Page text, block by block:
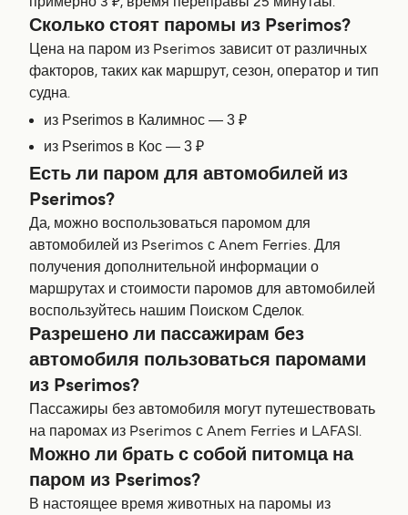
примерно 3 ₽, время переправы 25 минутаы.
Сколько стоят паромы из Pserimos?
Цена на паром из Pserimos зависит от различных
факторов, таких как маршрут, сезон, оператор и тип
судна.
из Pserimos в Калимнос — 3 ₽
из Pserimos в Кос — 3 ₽
Есть ли паром для автомобилей из
Pserimos?
Да, можно воспользоваться паромом для
автомобилей из Pserimos с Anem Ferries. Для
получения дополнительной информации о
маршрутах и стоимости паромов для автомобилей
воспользуйтесь нашим Поиском Сделок.
Разрешено ли пассажирам без
автомобиля пользоваться паромами
из Pserimos?
Пассажиры без автомобиля могут путешествовать
на паромах из Pserimos с Anem Ferries и LAFASI.
Можно ли брать с собой питомца на
паром из Pserimos?
В настоящее время животных на паромы из